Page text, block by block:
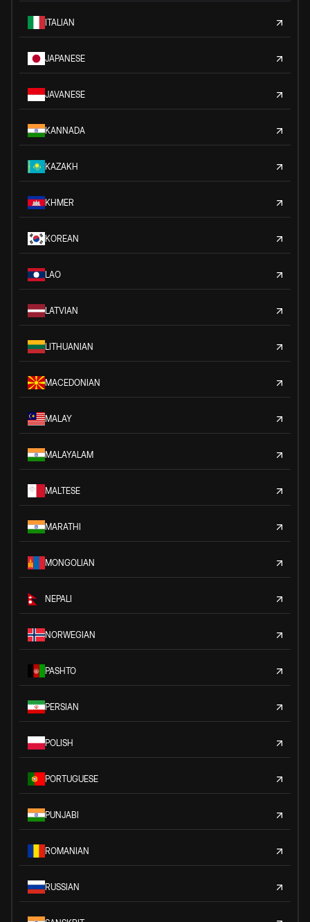
ITALIAN
JAPANESE
JAVANESE
KANNADA
KAZAKH
KHMER
KOREAN
LAO
LATVIAN
LITHUANIAN
MACEDONIAN
MALAY
MALAYALAM
MALTESE
MARATHI
MONGOLIAN
NEPALI
NORWEGIAN
PASHTO
PERSIAN
POLISH
PORTUGUESE
PUNJABI
ROMANIAN
RUSSIAN